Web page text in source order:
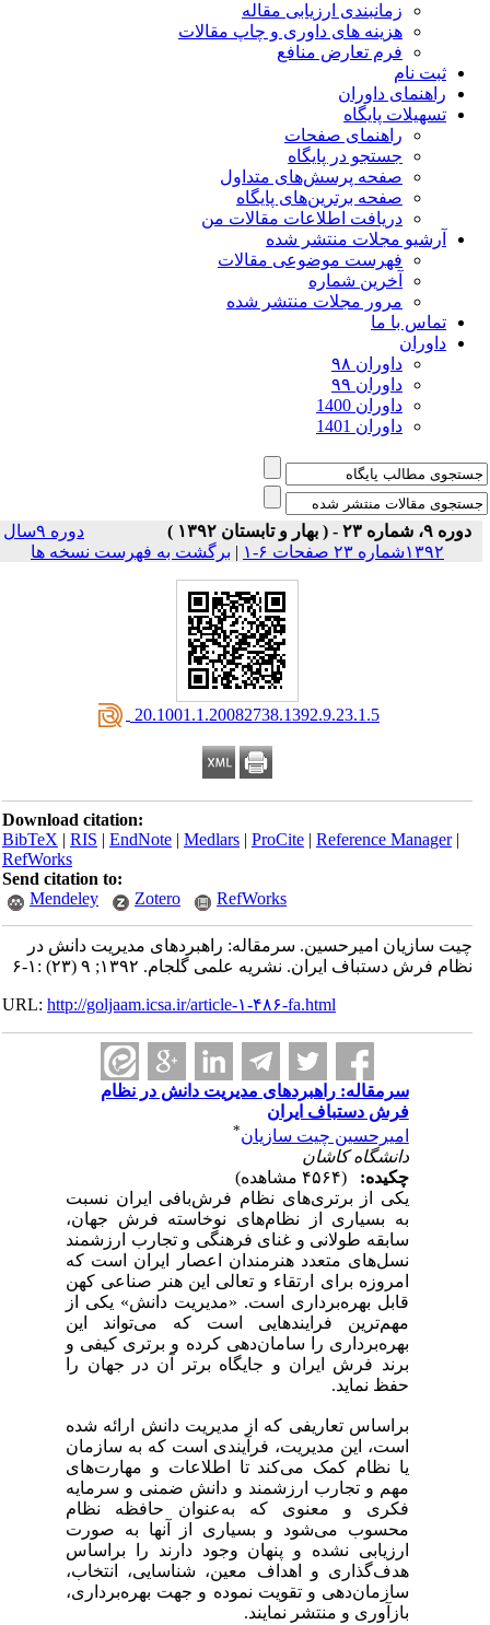
زمانبندی ارزیابی مقاله
هزینه های داوری و چاپ مقالات
فرم تعارض منافع
ثبت نام
راهنمای داوران
تسهیلات پایگاه
راهنمای صفحات
جستجو در پایگاه
صفحه پرسش‌های متداول
صفحه برترین‌های پایگاه
دریافت اطلاعات مقالات من
آرشیو مجلات منتشر شده
فهرست موضوعی مقالات
آخرین شماره
مرور مجلات منتشر شده
تماس با ما
داوران
داوران ۹۸
داوران ۹۹
داوران 1400
داوران 1401
دوره ۹، شماره ۲۳ - ( بهار و تابستان ۱۳۹۲ )
دوره ۹سال
۱۳۹۲شماره ۲۳ صفحات ۶-۱
| برگشت به فهرست نسخه ها
‎ 20.1001.1.20082738.1392.9.23.1.5
Download citation:
BibTeX|RIS|EndNote|Medlars|ProCite|Reference Manager
RefWorks
Send citation to:
Mendeley
Zotero RefWorks
چیت سازیان امیرحسین. سرمقاله: راهبردهای مدیریت دانش در
نظام فرش دستباف ایران. نشریه علمی گلجام. ۱۳۹۲; ۹ (۲۳) :۱-۶
URL:http://goljaam.icsa.ir/article-۱-۴۸۶-fa.html
سرمقاله: راهبردهای مدیریت دانش در نظام
فرش دستباف ایران
امیرحسین چیت سازیان *
دانشگاه کاشان
چکیده:
یکی از برتری‌های نظام فرش‌بافی ایران نسبت
به بسیاری از نظام‌های نوخاسته فرش جهان،
سابقه طولانی و غنای فرهنگی و تجارب ارزشمند
نسل‌های متعدد هنرمندان اعصار ایران است که
امروزه برای ارتقاء و تعالی این هنر صناعی کهن
قابل بهره‌برداری است. «مدیریت دانش» یکی از
مهم‌ترین فرایند‌هایی است که می‌تواند این
بهره‌برداری را سامان‌دهی کرده و برتری کیفی و
برند فرش ایران و جایگاه برتر آن در جهان را
حفظ نماید.
براساس تعاریفی که از مدیریت دانش ارائه شده
است، این مدیریت، فرآیندی است که به سازمان
یا نظام کمک می‌کند تا اطلاعات و مهارت‌های
مهم و تجارب ارزشمند و دانش ضمنی و سرمایه
فکری و معنوی که به‌عنوان حافظه نظام
محسوب می‌شود و بسیاری از آنها به صورت
ارزیابی نشده و پنهان وجود دارند را براساس
هدف‌گذاری و اهداف معین، شناسایی، انتخاب،
سازمان‌دهی و تقویت نموده و جهت بهره‌برداری،
بازآوری و منتشر نمایند.